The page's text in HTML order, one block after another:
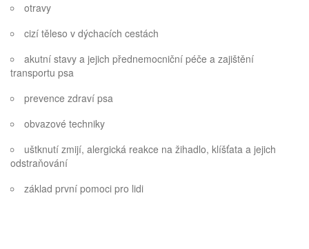
otravy
cizí těleso v dýchacích cestách
akutní stavy a jejich přednemocniční péče a zajištění
transportu psa
prevence zdraví psa
obvazové techniky
uštknutí zmijí, alergická reakce na žihadlo, klíšťata a jejich
odstraňování
základ první pomoci pro lidi